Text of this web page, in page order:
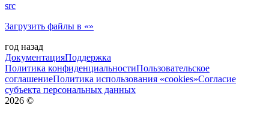
src
Загрузить файлы в «»
год назад
ДокументацияПоддержка
Политика конфиденциальностиПользовательское
соглашениеПолитика использования «cookies»Согласие
субъекта персональных данных
2026 ©